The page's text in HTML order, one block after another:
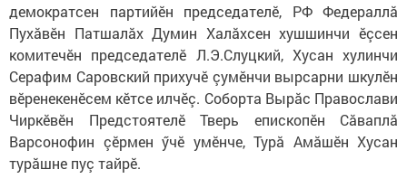
демократсен партийӗн председателӗ, РФ Федераллӑ
Пухӑвӗн Патшалӑх Думин Халăхсен хушшинчи ӗçсен
комитечӗн председателӗ Л.Э.Слуцкий, Хусан хулинчи
Серафим Саровский прихучӗ çумӗнчи вырсарни шкулӗн
вӗренекенӗсем кӗтсе илчӗç. Соборта Вырӑс Православи
Чиркӗвӗн Предстоятелӗ Тверь епископӗн Сӑваплӑ
Варсонофин çӗрмен ӳчӗ умӗнче, Турӑ Амӑшӗн Хусан
турӑшне пуç тайрӗ.